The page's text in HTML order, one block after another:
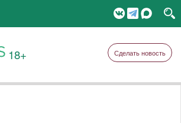
18+ Сделать новость